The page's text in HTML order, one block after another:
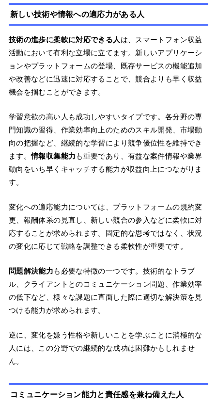
新しい技術や情報への適応力がある人
技術の進歩に柔軟に対応できる人 は、スマートフォン収益
活動において有利な立場に立てます。新しいアプリケーシ
ョンやプラットフォームの登場、既存サービスの機能追加
や改善などに迅速に対応することで、競合よりも早く収益
機会を掴むことができます。
学習意欲の高い人も成功しやすいタイプです。各分野の専
門知識の習得、作業効率向上のためのスキル開発、市場動
向の把握など、継続的な学習により競争優位性を維持でき
ます。情報収集能力も重要であり、有益な案件情報や業界
動向をいち早くキャッチする能力が収益向上につながりま
す。
変化への適応能力については、プラットフォームの規約変
更、報酬体系の見直し、新しい競合の参入などに柔軟に対
応することが求められます。固定的な思考ではなく、状況
の変化に応じて戦略を調整できる柔軟性が重要です。
問題解決能力も必要な特徴の一つです。技術的なトラブ
ル、クライアントとのコミュニケーション問題、作業効率
の低下など、様々な課題に直面した際に適切な解決策を見
つける能力が求められます。
逆に、変化を嫌う性格や新しいことを学ぶことに消極的な
人には、この分野での継続的な成功は困難かもしれませ
ん。
コミュニケーション能力と責任感を兼ね備えた人